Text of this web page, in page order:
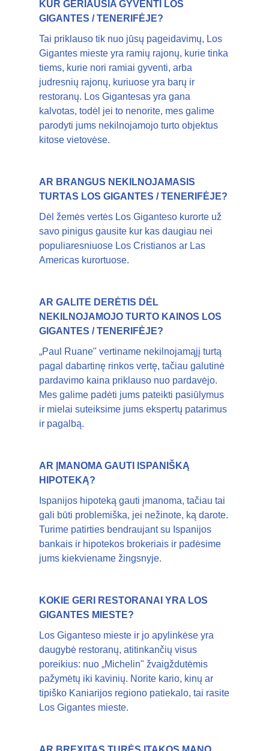
KUR GERIAUSIA GYVENTI LOS
GIGANTES / TENERIFĖJE?
Tai priklauso tik nuo jūsų pageidavimų, Los
Gigantes mieste yra ramių rajonų, kurie tinka
tiems, kurie nori ramiai gyventi, arba
judresnių rajonų, kuriuose yra barų ir
restoranų. Los Gigantesas yra gana
kalvotas, todėl jei to nenorite, mes galime
parodyti jums nekilnojamojo turto objektus
kitose vietovėse.
AR BRANGUS NEKILNOJAMASIS
TURTAS LOS GIGANTES / TENERIFĖJE?
Dėl žemės vertės Los Giganteso kurorte už
savo pinigus gausite kur kas daugiau nei
populiaresniuose Los Cristianos ar Las
Americas kurortuose.
AR GALITE DERĖTIS DĖL
NEKILNOJAMOJO TURTO KAINOS LOS
GIGANTES / TENERIFĖJE?
„Paul Ruane" vertiname nekilnojamąjį turtą
pagal dabartinę rinkos vertę, tačiau galutinė
pardavimo kaina priklauso nuo pardavėjo.
Mes galime padėti jums pateikti pasiūlymus
ir mielai suteiksime jums ekspertų patarimus
ir pagalbą.
AR ĮMANOMA GAUTI ISPANIŠKĄ
HIPOTEKĄ?
Ispanijos hipoteką gauti įmanoma, tačiau tai
gali būti problemiška, jei nežinote, ką darote.
Turime patirties bendraujant su Ispanijos
bankais ir hipotekos brokeriais ir padėsime
jums kiekviename žingsnyje.
KOKIE GERI RESTORANAI YRA LOS
GIGANTES MIESTE?
Los Giganteso mieste ir jo apylinkėse yra
daugybė restoranų, atitinkančių visus
poreikius: nuo „Michelin" žvaigždutėmis
pažymėtų iki kavinių. Norite kario, kinų ar
tipiško Kaniarijos regiono patiekalo, tai rasite
Los Gigantes mieste.